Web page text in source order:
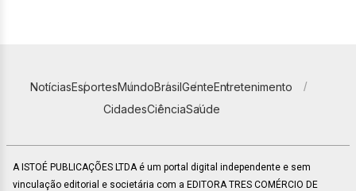
NotíciasEsportesMundoBrasilGenteEntretenimento
CidadesCiênciaSaúde
A ISTOÉ PUBLICAÇÕES LTDA é um portal digital independente e sem
vinculação editorial e societária com a EDITORA TRES COMÉRCIO DE